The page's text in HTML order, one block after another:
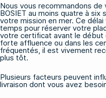
Nous vous recommandons
BOSIET au moins quatre à
votre mission en mer. Ce
temps pour réserver votre
votre certificat avant le début
forte affluence ou dans les
fréquentés, il est vivement
plus tôt.
Plusieurs facteurs peuvent
livraison dont vous avez